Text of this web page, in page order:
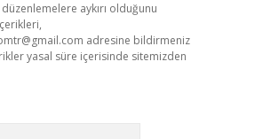
aykırı olduğunu
adresine bildirmeniz
yasal süre içerisinde sitemizden